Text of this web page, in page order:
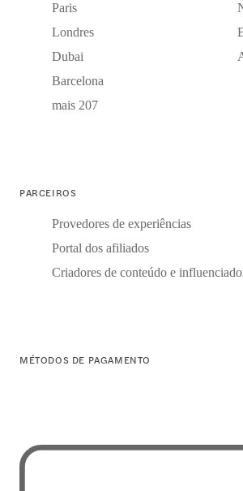
Paris
Londres
Dubai
Barcelona
mais 207
PARCEIROS
Provedores de experiências
Portal dos afiliados
Criadores de conteúdo e
MÉTODOS DE PAGAMENTO